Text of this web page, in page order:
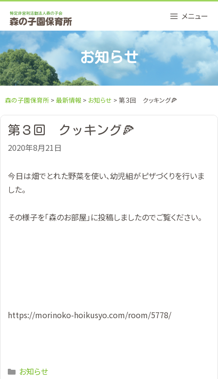
content
メニュー
お知らせ
森の子園保育所 > 最新情報 > お知らせ > 第３回 クッキング🍕
第３回 クッキング🍕
2020年8月21日
今日は畑でとれた野菜を使い、幼児組がピザづくりを行いま
した。
その様子を「森のお部屋」に投稿しましたのでご覧ください。
https://morinoko-hoikusyo.com/room/5778/
Categories
お知らせ